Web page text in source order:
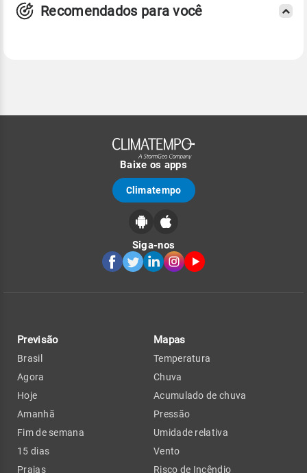
Recomendados para você
Baixe os apps
Climatempo
Siga-nos
Previsão
Brasil
Agora
Hoje
Amanhã
Fim de semana
15 dias
Praias
Mapas
Temperatura
Chuva
Acumulado de chuva
Pressão
Umidade relativa
Vento
Risco de Incêndio